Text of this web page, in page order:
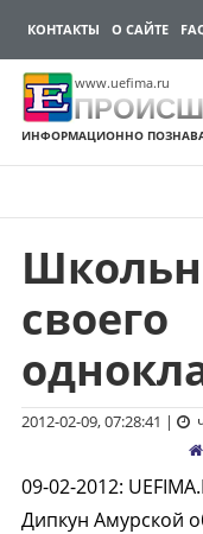
КОНТАКТЫ О САЙТЕ
www.uefima.ru
ИНФОРМАЦИОННО
Перейти
содержимому
своего
2012-02-09, 07:28:41 |
09-02-2012:
Дипкун Амурской